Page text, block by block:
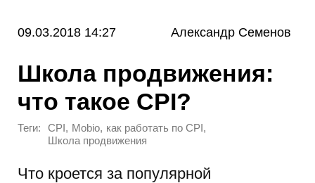
09.03.2018 14:27 Александр Семенов
Школа продвижения:
что такое CPI?
Теги: CPI , Mobio, как работать по CPI ,
Школа продвижения
Что кроется за популярной